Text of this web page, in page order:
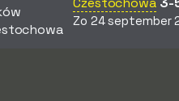
Zo 24 september